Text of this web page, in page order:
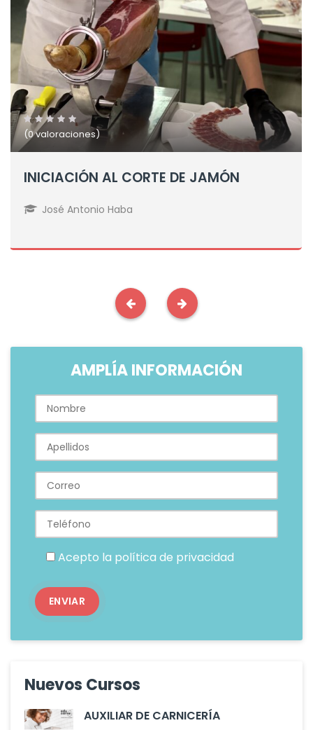
(0 valoraciones)
INICIACIÓN AL CORTE DE JAMÓN
José Antonio Haba
AMPLÍA INFORMACIÓN
Acepto la política de privacidad
Nuevos Cursos
AUXILIAR DE CARNICERÍA